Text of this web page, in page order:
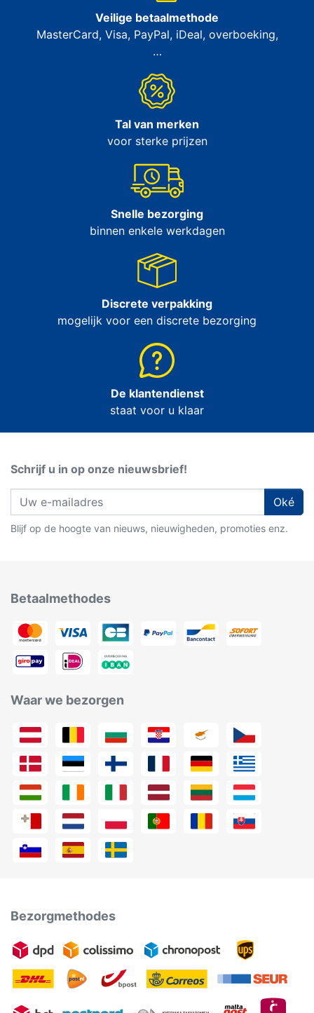
Veilige betaalmethode
MasterCard, Visa, PayPal, iDeal, overboeking,
…
Tal van merken
voor sterke prijzen
Snelle bezorging
binnen enkele werkdagen
Discrete verpakking
mogelijk voor een discrete bezorging
De klantendienst
staat voor u klaar
Schrijf u in op onze nieuwsbrief!
Oké
Blijf op de hoogte van nieuws, nieuwigheden, promoties enz.
Betaalmethodes
Waar we bezorgen
Bezorgmethodes